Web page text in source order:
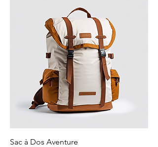
Sac à Dos Aventure